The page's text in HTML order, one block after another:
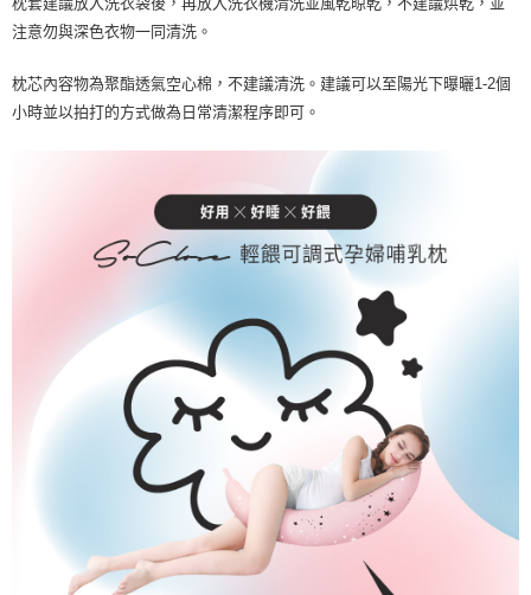
「AFTEE先享後付」，若未經同意申辦者引起之損失，本公司不負相關責
任。
請求用戶進行身份認證。
５．嚴禁一人註冊多個帳號或使用他人資訊註冊。若發現惡意使用之情形，
注意勿與深色衣物一同清洗。
枕芯內容物為聚酯透氣空心棉，不建議清洗。建議可以至陽光下曝曬1-2個
小時並以拍打的方式做為日常清潔程序即可。